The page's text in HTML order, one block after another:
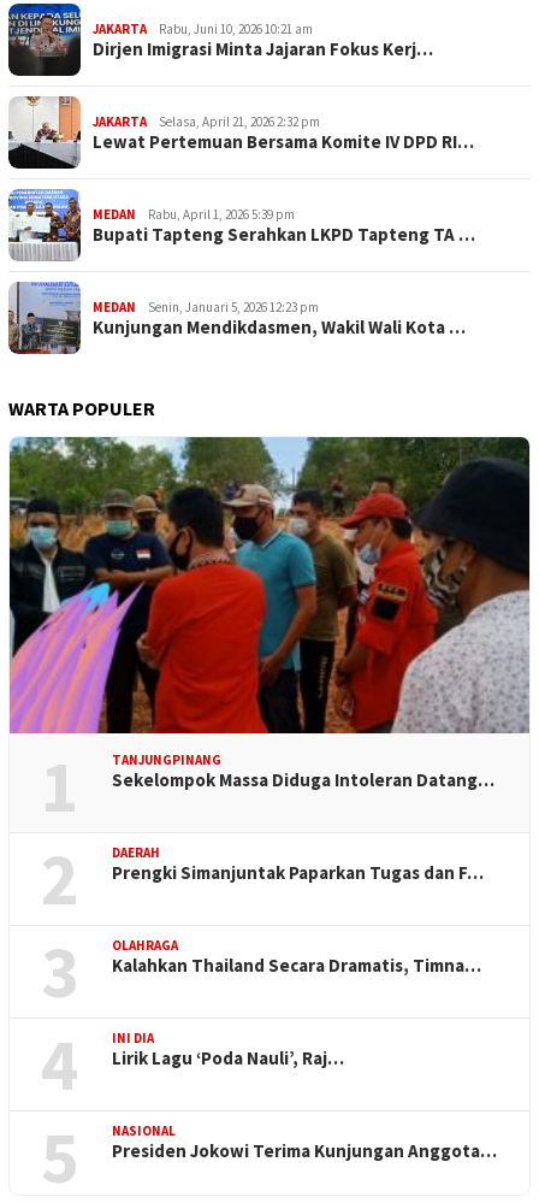
JAKARTA Rabu, Juni 10, 2026 10:21 am
Dirjen Imigrasi Minta Jajaran Fokus Kerj…
JAKARTA Selasa, April 21, 2026 2:32 pm
Lewat Pertemuan Bersama Komite IV DPD RI…
MEDAN Rabu, April 1, 2026 5:39 pm
Bupati Tapteng Serahkan LKPD Tapteng TA …
MEDAN Senin, Januari 5, 2026 12:23 pm
Kunjungan Mendikdasmen, Wakil Wali Kota …
WARTA POPULER
1 TANJUNGPINANG
Sekelompok Massa Diduga Intoleran Datang…
2 DAERAH
Prengki Simanjuntak Paparkan Tugas dan F…
3 OLAHRAGA
Kalahkan Thailand Secara Dramatis, Timna…
4 INI DIA
Lirik Lagu ‘Poda Nauli’, Raj…
5 NASIONAL
Presiden Jokowi Terima Kunjungan Anggota…